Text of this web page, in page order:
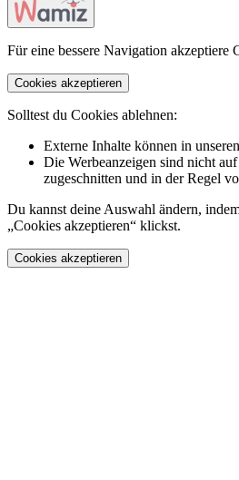
Für eine bessere Navigation akzeptiere
Cookies akzeptieren
Solltest du Cookies ablehnen:
Externe Inhalte können in
Die Werbeanzeigen sind nicht auf
zugeschnitten und in der Regel
Du kannst deine Auswahl ändern,
„Cookies akzeptieren“ klickst.
Cookies akzeptieren